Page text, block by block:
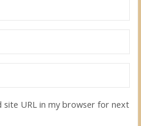
site URL in my browser for next